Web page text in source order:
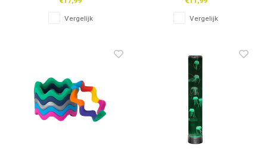
Vergelijk Vergelijk